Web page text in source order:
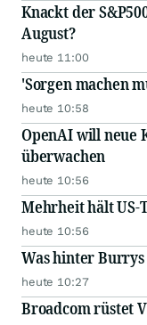
Knackt der
August?
heute 11:00
'Sorgen machen
heute 10:58
OpenAI will neue
überwachen
heute 10:56
Mehrheit hält US-
heute 10:56
Was hinter
heute 10:27
Broadcom rüstet